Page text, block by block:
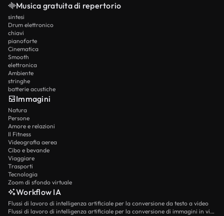
Musica gratuita di repertorio
sintesi
Drum elettronico
chiavi
pianoforte
Cinematica
Smooth
elettronica
Ambiente
stringhe
batterie acustiche
Immagini
Natura
Persone
Amore e relazioni
Il Fitness
Videografia aerea
Cibo e bevande
Viaggiare
Trasporti
Tecnologia
Zoom di sfondo virtuale
Workflow IA
Flussi di lavoro di intelligenza artificiale per la conversione da testo a video
Flussi di lavoro di intelligenza artificiale per la conversione di immagini in video